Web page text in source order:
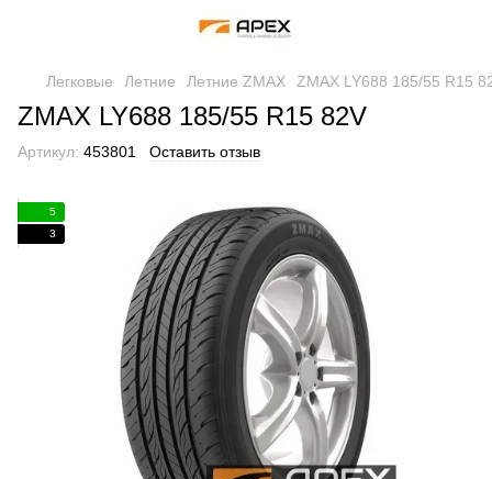
Легковые Летние Летние ZMAX ZMAX LY688 185/55 R15
ZMAX LY688 185/55 R15 82V
Артикул: 453801 Оставить отзыв
5
3